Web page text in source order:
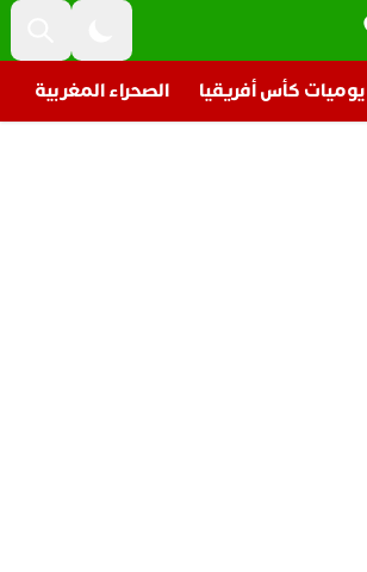
يوميات كأس أفريقيا الصحراء المغربية